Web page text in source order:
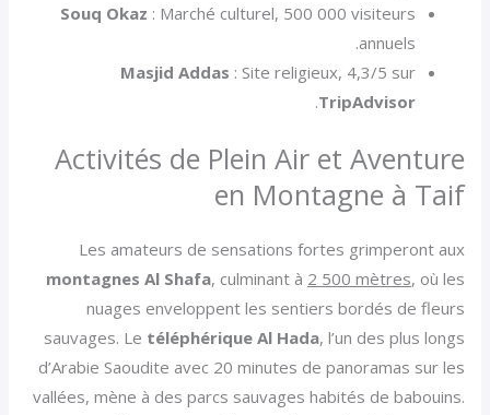
Souq Okaz : Marché culturel, 500 000 visiteurs
annuels.
Masjid Addas : Site religieux, 4,3/5 sur
TripAdvisor
.
Activités de Plein Air et Aventure
en Montagne à Taif
Les amateurs de sensations fortes grimperont aux
montagnes Al Shafa, culminant à 2 500 mètres, où les
nuages enveloppent les sentiers bordés de fleurs
sauvages. Le téléphérique Al Hada, l’un des plus longs
d’Arabie Saoudite avec 20 minutes de panoramas sur les
vallées, mène à des parcs sauvages habités de babouins.